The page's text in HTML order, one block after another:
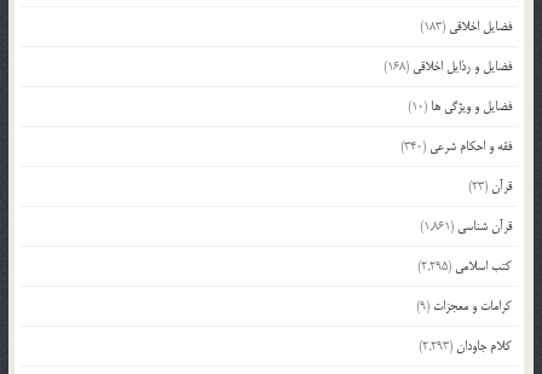
فضایل اخلاقی (183)
فضایل و رذایل اخلاقی (168)
فضایل و ویژگی ها (10)
فقه و احکام شرعی (340)
قرآن(23)
قرآن شناسی (1,861)
کتب اسلامی (2,295)
کرامات و معجزات (9)
کلام جاودان(2,293)